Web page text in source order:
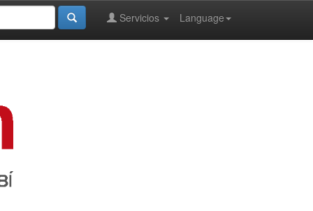
Language
Servicios